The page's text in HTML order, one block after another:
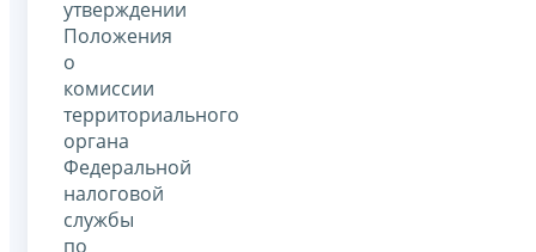
утверждении
Положения
о
комиссии
территориального
органа
Федеральной
налоговой
службы
по